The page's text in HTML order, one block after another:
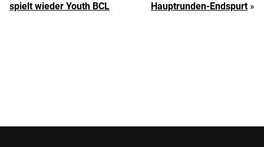
spielt wieder Youth BCL
Hauptrunden-Endspurt»